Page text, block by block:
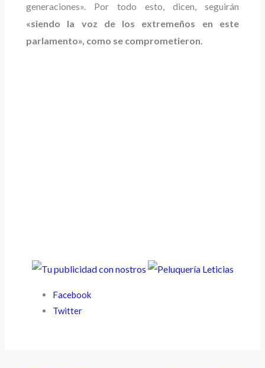
generaciones». Por todo esto, dicen, seguirán
«siendo la voz de los extremeños en este
parlamento», como se comprometieron.
Facebook
Twitter